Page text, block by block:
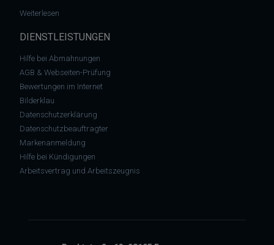
Weiterlesen
DIENSTLEISTUNGEN
Hilfe bei Abmahnungen
AGB & Webseiten-Prüfung
Bewertungen im Internet
Bilderklau
Datenschutzerklärung
Datenschutzbeauftragter
Markenanmeldung
Hilfe bei Kündigungen
Arbeitsvertrag und Arbeitszeugnis